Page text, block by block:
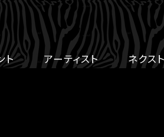
ト アーティスト ネクス